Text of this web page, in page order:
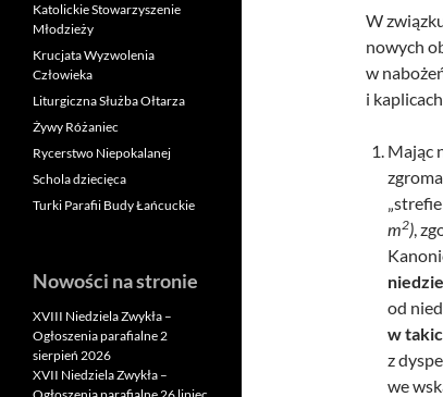
W
nowych
w
i
Mając
m2),
od
w
z
we
Katolickie Stowarzyszenie
Młodzieży
Krucjata Wyzwolenia
Człowieka
Liturgiczna Służba Ołtarza
Żywy Różaniec
Rycerstwo Niepokalanej
Schola dziecięca
Turki Parafii Budy Łańcuckie
Nowości na stronie
XVIII Niedziela Zwykła –
Ogłoszenia parafialne 2
sierpień 2026
XVII Niedziela Zwykła –